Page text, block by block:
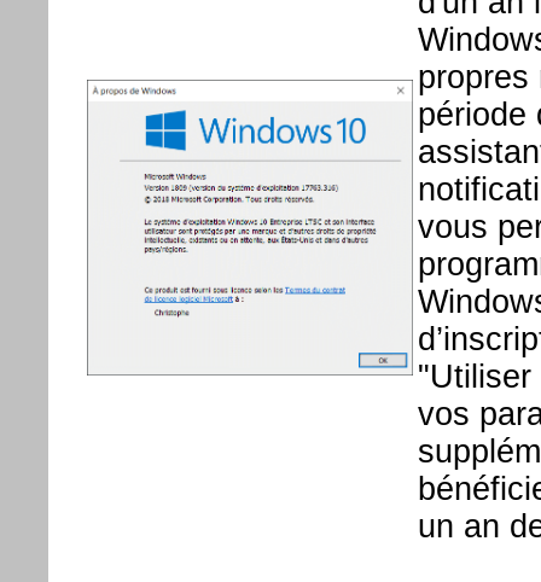
propres
période
vous
"Utiliser
vos
un an